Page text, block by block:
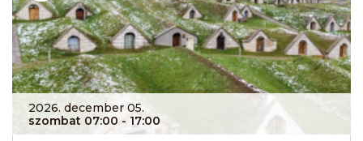
2026. december 05.
szombat 07:00 - 17:00